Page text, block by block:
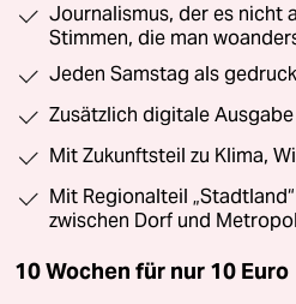
Journalismus, der es nicht
Stimmen, die man
Jeden Samstag als
Zusätzlich digitale
Mit Zukunftsteil zu Klima,
Mit Regionalteil
zwischen Dorf und
10 Wochen für nur 10 Euro